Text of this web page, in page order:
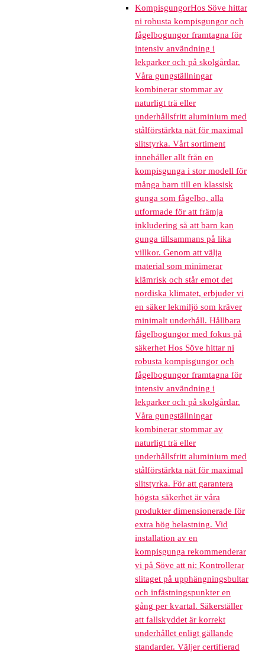
KompisgungorHos Söve hittar
ni robusta kompisgungor och
fågelbogungor framtagna för
intensiv användning i
lekparker och på skolgårdar.
Våra gungställningar
kombinerar stommar av
naturligt trä eller
underhållsfritt aluminium med
stålförstärkta nät för maximal
slitstyrka. Vårt sortiment
innehåller allt från en
kompisgunga i stor modell för
många barn till en klassisk
gunga som fågelbo, alla
utformade för att främja
inkludering så att barn kan
gunga tillsammans på lika
villkor. Genom att välja
material som minimerar
klämrisk och står emot det
nordiska klimatet, erbjuder vi
en säker lekmiljö som kräver
minimalt underhåll. Hållbara
fågelbogungor med fokus på
säkerhet Hos Söve hittar ni
robusta kompisgungor och
fågelbogungor framtagna för
intensiv användning i
lekparker och på skolgårdar.
Våra gungställningar
kombinerar stommar av
naturligt trä eller
underhållsfritt aluminium med
stålförstärkta nät för maximal
slitstyrka. För att garantera
högsta säkerhet är våra
produkter dimensionerade för
extra hög belastning. Vid
installation av en
kompisgunga rekommenderar
vi på Söve att ni: Kontrollerar
slitaget på upphängningsbultar
och infästningspunkter en
gång per kvartal. Säkerställer
att fallskyddet är korrekt
underhållet enligt gällande
standarder. Väljer certifierad